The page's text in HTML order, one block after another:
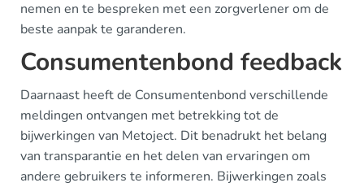
nemen en te bespreken met een zorgverlener om de
beste aanpak te garanderen.
Consumentenbond feedback
Daarnaast heeft de Consumentenbond verschillende
meldingen ontvangen met betrekking tot de
bijwerkingen van Metoject. Dit benadrukt het belang
van transparantie en het delen van ervaringen om
andere gebruikers te informeren. Bijwerkingen zoals